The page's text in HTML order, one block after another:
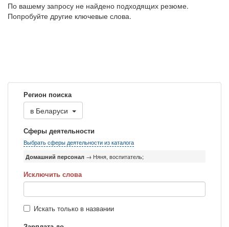
По вашему запросу не найдено подходящих резюме.
Попробуйте другие ключевые слова.
Регион поиска
в Беларуси
Сферы деятельности
Выбрать сферы деятельности из каталога
Домашний персонал → Няня, воспитатель;
Исключить слова
Искать только в названии